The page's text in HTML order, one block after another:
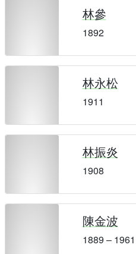
林參
1892
林永松
1911
林振炎
1908
陳金波
1889 – 1961